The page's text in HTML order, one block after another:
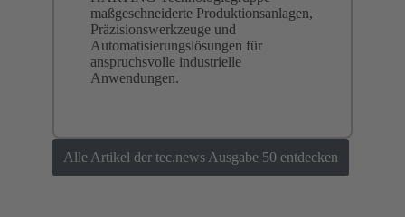
maßgeschneiderte Produktionsanlagen,
Präzisionswerkzeuge und
Automatisierungslösungen für
anspruchsvolle industrielle
Anwendungen.
Alle Artikel der tec.news Ausgabe 50 entdecken